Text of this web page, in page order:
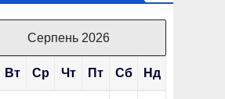
Серпень 2026
Вт Ср Чт Пт Сб Нд